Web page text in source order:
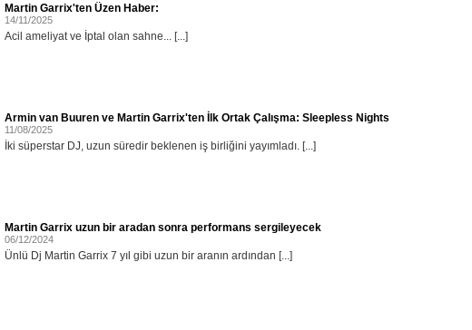
Martin Garrix'ten Üzen Haber:
14/11/2025
Acil ameliyat ve İptal olan sahne... [...]
Armin van Buuren ve Martin Garrix'ten İlk Ortak Çalışma: Sleepless Nights
11/08/2025
İki süperstar DJ, uzun süredir beklenen iş birliğini yayımladı. [...]
Martin Garrix uzun bir aradan sonra performans sergileyecek
06/12/2024
Ünlü Dj Martin Garrix 7 yıl gibi uzun bir aranın ardından [...]